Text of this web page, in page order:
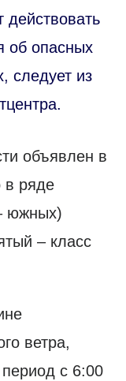
действовать
об опасных
следует из
объявлен в
в ряде
южных)
– класс
ветра,
с 6:00